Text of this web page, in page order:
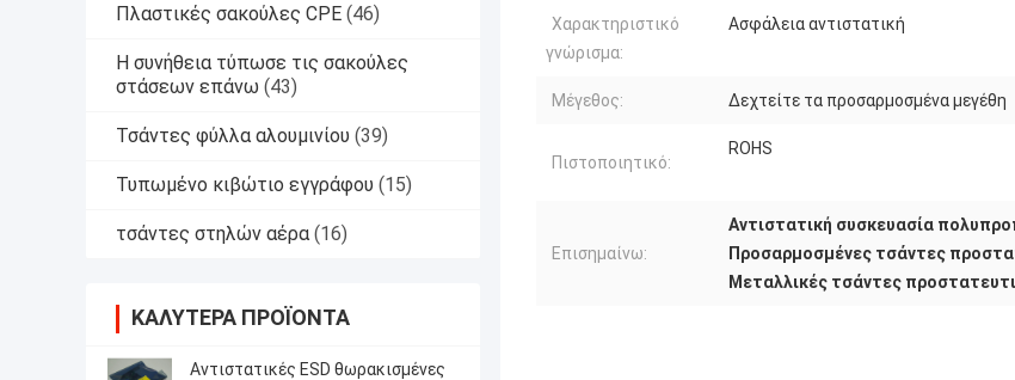
Πλαστικές σακούλες CPE (46)
Η συνήθεια τύπωσε τις σακούλες
στάσεων επάνω (43)
Τσάντες φύλλα αλουμινίου (39)
Τυπωμένο κιβώτιο εγγράφου (15)
τσάντες στηλών αέρα (16)
ΚΑΛΎΤΕΡΑ ΠΡΟΪΌΝΤΑ
Αντιστατικές ESD θωρακισμένες
Χαρακτηριστικό
γνώρισμα:
Ασφάλεια αντιστατική
Μέγεθος: Δεχτείτε τα προσαρμοσμένα μεγέθη
Πιστοποιητικό:
ROHS
Επισημαίνω:
Αντιστατική συσκευασία
Προσαρμοσμένες τσάντες
Μεταλλικές τσάντες